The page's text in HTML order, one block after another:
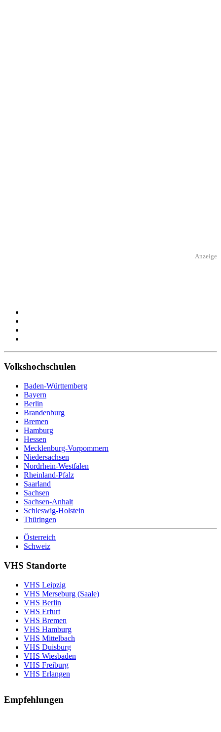
Anzeige
Volkshochschulen
Baden-Württemberg
Bayern
Berlin
Brandenburg
Bremen
Hamburg
Hessen
Mecklenburg-Vorpommern
Niedersachsen
Nordrhein-Westfalen
Rheinland-Pfalz
Saarland
Sachsen
Sachsen-Anhalt
Schleswig-Holstein
Thüringen
Österreich
Schweiz
VHS Standorte
VHS Leipzig
VHS Merseburg (Saale)
VHS Berlin
VHS Erfurt
VHS Bremen
VHS Hamburg
VHS Mittelbach
VHS Duisburg
VHS Wiesbaden
VHS Freiburg
VHS Erlangen
Empfehlungen